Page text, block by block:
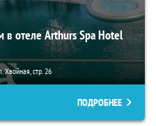
отеле Arthurs Spa Hotel
Хвойная, стр. 26
ПОДРОБНЕЕ